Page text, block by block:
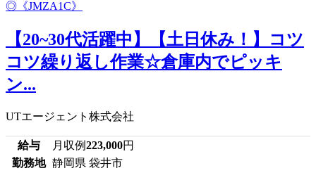
【20~30代活躍中】【土日休み！】コツ
コツ繰り返し作業☆倉庫内でピッキ
ン...
UTエージェント株式会社
給与 月収例223,000円
勤務地 静岡県 袋井市